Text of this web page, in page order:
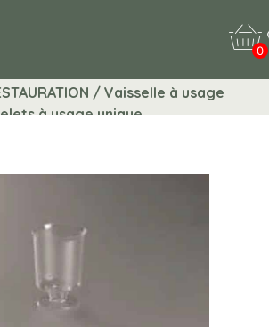
0
/ Vaisselle à usage
à usage unique